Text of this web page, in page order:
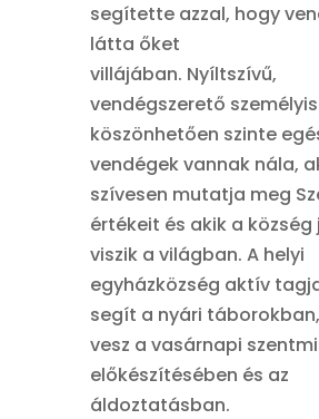
segítette azzal, hogy
látta őket
villájában. Nyíltszívű,
vendégszerető
köszönhetően szinte
vendégek vannak nála,
szívesen mutatja meg
értékeit és akik a község
viszik a világban. A helyi
egyházközség aktív
segít a nyári
vesz a vasárnapi
előkészítésében és az
áldoztatásban.